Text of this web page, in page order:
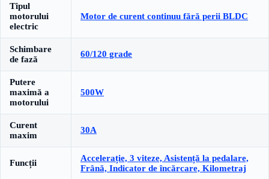
Tipul
motorului
electric
Motor de curent continuu fără perii BLDC
Schimbare
de fază
60/120 grade
Putere
maximă a
motorului
500W
Curent
maxim
30A
Funcții
Accelerație, 3 viteze, Asistență la pedalare,
Frână, Indicator de încărcare, Kilometraj